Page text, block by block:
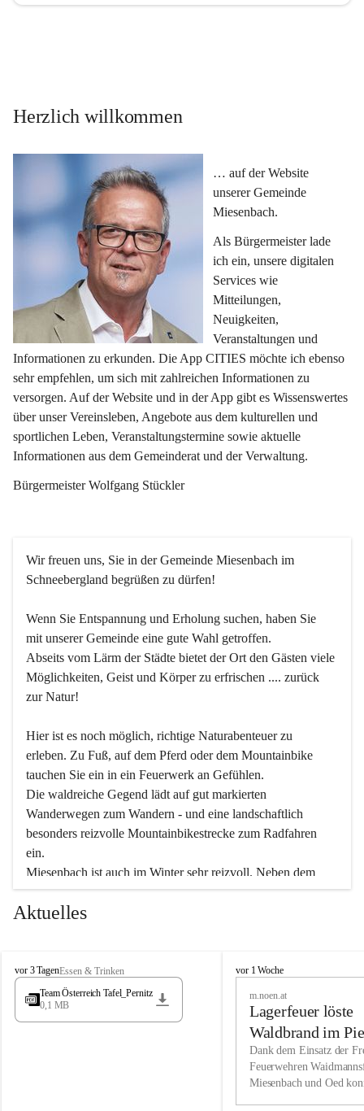
Herzlich willkommen
… auf der Website
unserer Gemeinde
Miesenbach.
Als Bürgermeister lade
ich ein, unsere digitalen
Services wie
Mitteilungen,
Neuigkeiten,
Veranstaltungen und
Informationen zu erkunden. Die App CITIES möchte ich ebenso
sehr empfehlen, um sich mit zahlreichen Informationen zu
versorgen. Auf der Website und in der App gibt es Wissenswertes
über unser Vereinsleben, Angebote aus dem kulturellen und
sportlichen Leben, Veranstaltungstermine sowie aktuelle
Informationen aus dem Gemeinderat und der Verwaltung.
Bürgermeister Wolfgang Stückler
Wir freuen uns, Sie in der Gemeinde Miesenbach im
Schneebergland begrüßen zu dürfen!
Wenn Sie Entspannung und Erholung suchen, haben Sie
mit unserer Gemeinde eine gute Wahl getroffen.
Abseits vom Lärm der Städte bietet der Ort den Gästen viele
Möglichkeiten, Geist und Körper zu erfrischen .... zurück
zur Natur!
Hier ist es noch möglich, richtige Naturabenteuer zu
erleben. Zu Fuß, auf dem Pferd oder dem Mountainbike
tauchen Sie ein in ein Feuerwerk an Gefühlen.
Die waldreiche Gegend lädt auf gut markierten
Wanderwegen zum Wandern - und eine landschaftlich
besonders reizvolle Mountainbikestrecke zum Radfahren
ein.
Miesenbach ist auch im Winter sehr reizvoll. Neben dem
Eisstockschießen gibt es auf dem nahe gelegenen Unterberg
wunderschöne Naturschneepisten, die zum Schifahren oder
vielfältige Angebot unserer Kulturvereine.
Überzeugen Sie sich selbst, dass Sie in Miesenbach sowie
in den Beherbergungsbetrieben, Gaststätten und urigen
Wir kennen Miesenbach als lebens- und liebenswerten Ort.
Tradition und Innovation werden ebenso groß geschrieben
Aktuelles
M
i
s
vor 3 TagenEssen & Trinken
Team Österreich Tafel_Pernitz
0,1 MB
M
h
vor 1 Woche
m.noen.at
Lagerfeuer löste
Waldbrand im
aus
Dank dem Einsatz der
Feuerwehren
Miesenbach und Oed